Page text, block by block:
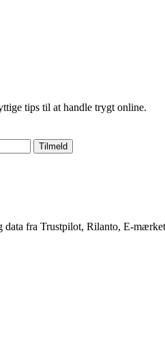
tips til at handle trygt online.
Tilmeld
fra Trustpilot, Rilanto, E-